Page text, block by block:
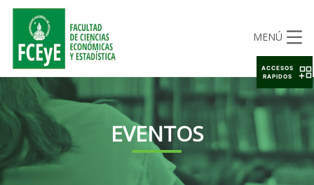
MENÚ
EVENTOS
ACCESOS
RAPIDOS